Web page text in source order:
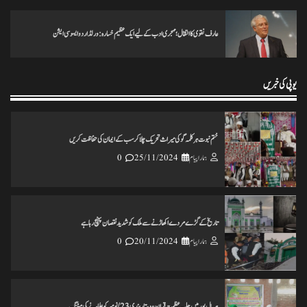
عارف نقوی کا انتقال؛ مہجری ادب کے لیے ایک عظیم خسارہ: ورلڈ اردو ایسوسی ایشن
یوپی کی خبریں
ختم نبوت ہر کلمہ گو کی میراث تحریک چلاکرسب کے ایمان کی حفاظت کریں
ہمارا پیام
25/11/2024
0
تاریخ کے گڑے مردے اکھاڑنے سے ملک کو شدید نقصان پہنچ رہاہے
ہمارا پیام
20/11/2024
0